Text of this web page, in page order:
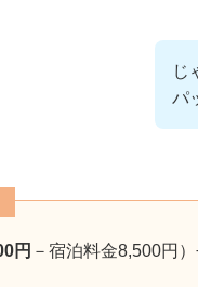
じ
パ
円 －宿泊料金8,500円